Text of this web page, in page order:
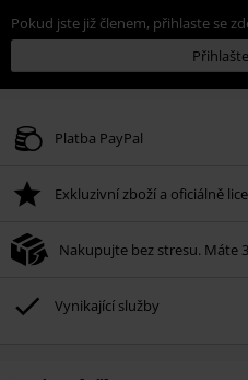
Pokud jste již členem, přihlaste se
Platba PayPal
Exkluzivní zboží a oficiálně
Nakupujte bez stresu. Máte
Vynikající služby